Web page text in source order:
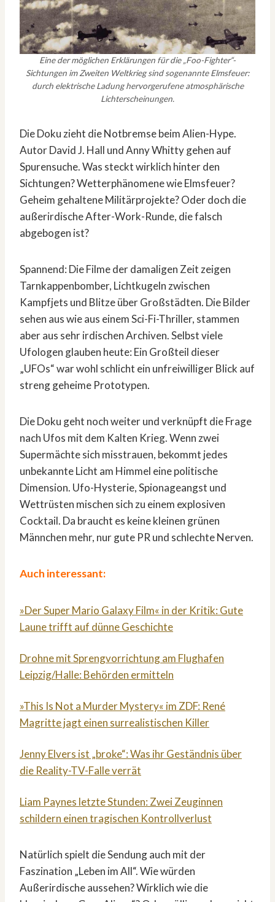
Eine der möglichen Erklärungen für die „Foo-Fighter“-
Sichtungen im Zweiten Weltkrieg sind sogenannte Elmsfeuer:
durch elektrische Ladung hervorgerufene atmosphärische
Lichterscheinungen.
Die Doku zieht die Notbremse beim Alien-Hype.
Autor David J. Hall und Anny Whitty gehen auf
Spurensuche. Was steckt wirklich hinter den
Sichtungen? Wetterphänomene wie Elmsfeuer?
Geheim gehaltene Militärprojekte? Oder doch die
außerirdische After-Work-Runde, die falsch
abgebogen ist?
Spannend: Die Filme der damaligen Zeit zeigen
Tarnkappenbomber, Lichtkugeln zwischen
Kampfjets und Blitze über Großstädten. Die Bilder
sehen aus wie aus einem Sci-Fi-Thriller, stammen
aber aus sehr irdischen Archiven. Selbst viele
Ufologen glauben heute: Ein Großteil dieser
„UFOs“ war wohl schlicht ein unfreiwilliger Blick auf
streng geheime Prototypen.
Die Doku geht noch weiter und verknüpft die Frage
nach Ufos mit dem Kalten Krieg. Wenn zwei
Supermächte sich misstrauen, bekommt jedes
unbekannte Licht am Himmel eine politische
Dimension. Ufo-Hysterie, Spionageangst und
Wettrüsten mischen sich zu einem explosiven
Cocktail. Da braucht es keine kleinen grünen
Männchen mehr, nur gute PR und schlechte Nerven.
Auch interessant:
»Der Super Mario Galaxy Film« in der Kritik: Gute
Laune trifft auf dünne Geschichte
Drohne mit Sprengvorrichtung am Flughafen
Leipzig/Halle: Behörden ermitteln
»This Is Not a Murder Mystery« im ZDF: René
Magritte jagt einen surrealistischen Killer
Jenny Elvers ist „broke“: Was ihr Geständnis über
die Reality-TV-Falle verrät
Liam Paynes letzte Stunden: Zwei Zeuginnen
schildern einen tragischen Kontrollverlust
Natürlich spielt die Sendung auch mit der
Faszination „Leben im All“. Wie würden
Außerirdische aussehen? Wirklich wie die